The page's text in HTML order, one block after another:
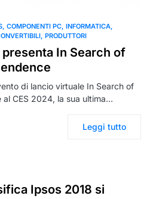
COMPONENTI PC INFORMATICA
PRODUTTORI
presenta In Search of
di lancio virtuale In Search of
CES 2024, la sua ultima…
Leggi tutto
Ipsos 2018 si